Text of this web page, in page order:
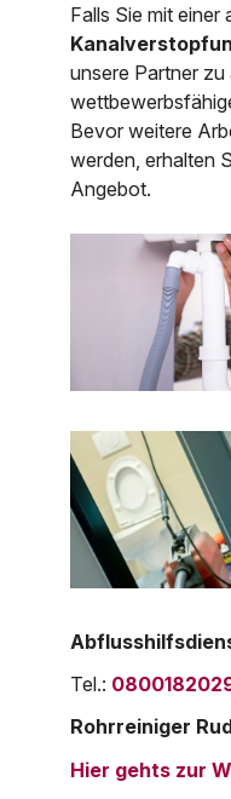
Falls Sie mit einer
unsere Partner
Bevor weitere
werden, erhalten
Angebot.
Tel.:
Rohrreiniger
Hier gehts zur